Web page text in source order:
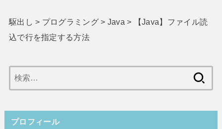
駆出し > プログラミング> Java >
【Java】ファイル読
込で行を指定する方法
索:
プロフィール